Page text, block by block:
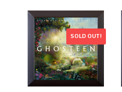
SOLD OUT!